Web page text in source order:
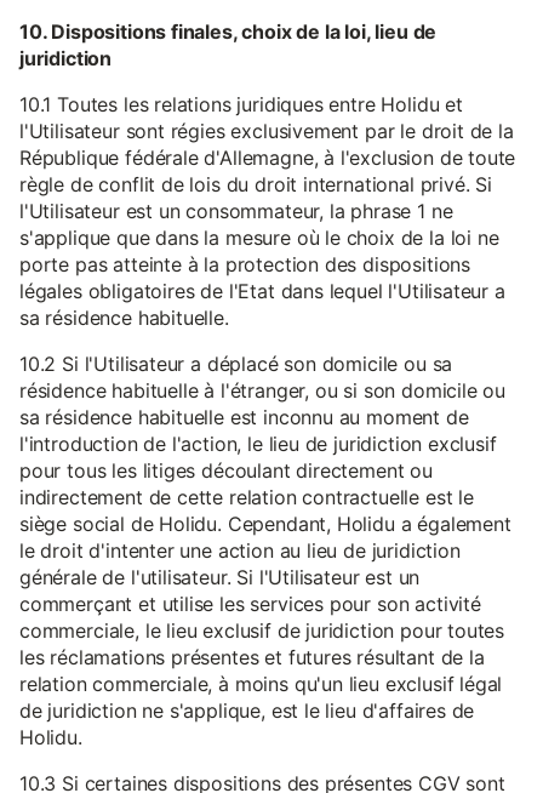
10. Dispositions finales, choix de la loi, lieu de
juridiction
10.1 Toutes les relations juridiques entre Holidu et
l'Utilisateur sont régies exclusivement par le droit de la
République fédérale d'Allemagne, à l'exclusion de toute
règle de conflit de lois du droit international privé. Si
l'Utilisateur est un consommateur, la phrase 1 ne
s'applique que dans la mesure où le choix de la loi ne
porte pas atteinte à la protection des dispositions
légales obligatoires de l'Etat dans lequel l'Utilisateur a
sa résidence habituelle.
10.2 Si l'Utilisateur a déplacé son domicile ou sa
résidence habituelle à l'étranger, ou si son domicile ou
sa résidence habituelle est inconnu au moment de
l'introduction de l'action, le lieu de juridiction exclusif
pour tous les litiges découlant directement ou
indirectement de cette relation contractuelle est le
siège social de Holidu. Cependant, Holidu a également
le droit d'intenter une action au lieu de juridiction
générale de l'utilisateur. Si l'Utilisateur est un
commerçant et utilise les services pour son activité
commerciale, le lieu exclusif de juridiction pour toutes
les réclamations présentes et futures résultant de la
relation commerciale, à moins qu'un lieu exclusif légal
de juridiction ne s'applique, est le lieu d'affaires de
Holidu.
10.3 Si certaines dispositions des présentes CGV sont